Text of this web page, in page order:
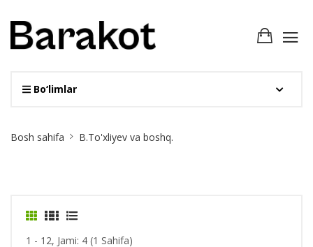
Bo‘limlar
Breadcrumb
Bosh sahifa B.To'xliyev va boshq.
1 - 12, Jami: 4 (1 Sahifa)